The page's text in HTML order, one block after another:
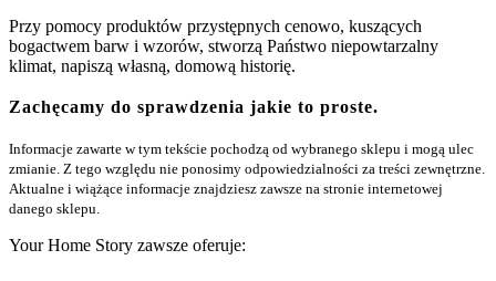
Przy pomocy produktów przystępnych cenowo, kuszących
bogactwem barw i wzorów, stworzą Państwo niepowtarzalny
klimat, napiszą własną, domową historię.
Zachęcamy do sprawdzenia jakie to proste.
Informacje zawarte w tym tekście pochodzą od wybranego sklepu i mogą ulec
zmianie. Z tego względu nie ponosimy odpowiedzialności za treści zewnętrzne.
Aktualne i wiążące informacje znajdziesz zawsze na stronie internetowej
danego sklepu.
Your Home Story zawsze oferuje: